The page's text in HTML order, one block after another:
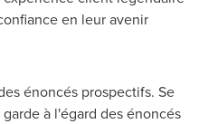
en leur avenir
énoncés prospectifs. Se
à l'égard des énoncés